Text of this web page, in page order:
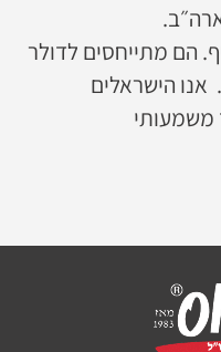
הם מתייחסים לדולר
אנו הישראלים
משמעותי